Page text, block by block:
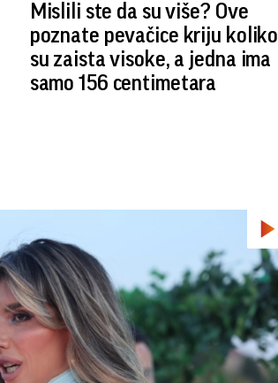
Mislili ste da su više? Ove
poznate pevačice kriju koliko
su zaista visoke, a jedna ima
samo 156 centimetara